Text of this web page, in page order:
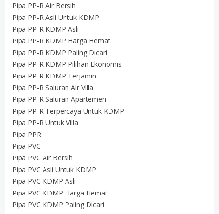
Pipa PP-R Air Bersih
Pipa PP-R Asli Untuk KDMP
Pipa PP-R KDMP Asli
Pipa PP-R KDMP Harga Hemat
Pipa PP-R KDMP Paling Dicari
Pipa PP-R KDMP Pilihan Ekonomis
Pipa PP-R KDMP Terjamin
Pipa PP-R Saluran Air Villa
Pipa PP-R Saluran Apartemen
Pipa PP-R Terpercaya Untuk KDMP
Pipa PP-R Untuk Villa
Pipa PPR
Pipa PVC
Pipa PVC Air Bersih
Pipa PVC Asli Untuk KDMP
Pipa PVC KDMP Asli
Pipa PVC KDMP Harga Hemat
Pipa PVC KDMP Paling Dicari